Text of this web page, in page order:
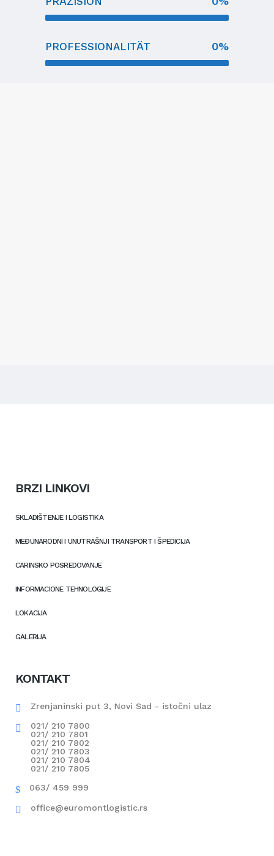
PROFESSIONALITÄT 0%
BRZI LINKOVI
SKLADIŠTENJE I LOGISTIKA
MEĐUNARODNI I UNUTRAŠNJI TRANSPORT I ŠPEDICIJA
CARINSKO POSREDOVANJE
INFORMACIONE TEHNOLOGIJE
LOKACIJA
GALERIJA
KONTAKT
Zrenjaninski put 3, Novi Sad - istočni ulaz
021/ 210 7800
021/ 210 7801
021/ 210 7802
021/ 210 7803
021/ 210 7804
021/ 210 7805
063/ 459 999
office@euromontlogistic.rs